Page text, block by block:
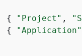
{
"Project" ,
{
"Application"